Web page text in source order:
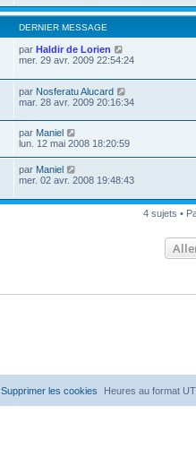
DERNIER MESSAGE
par Haldir de Lorien
mer. 29 avr. 2009 22:54:24
par Nosferatu Alucard
mar. 28 avr. 2009 20:16:34
par Maniel
lun. 12 mai 2008 18:20:59
par Maniel
mer. 02 avr. 2008 19:48:43
4 sujets •
Heures au format
Supprimer les cookies